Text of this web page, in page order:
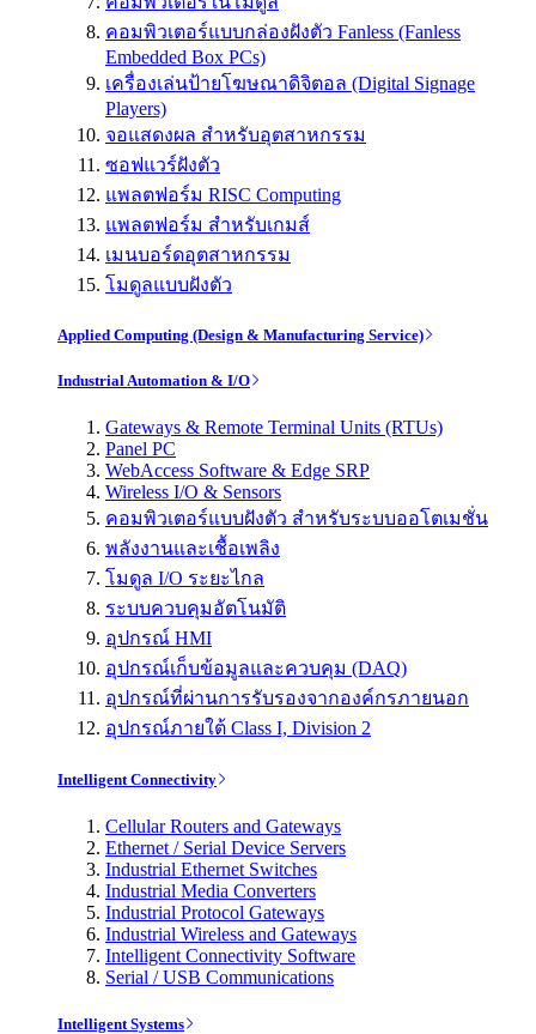
คอมพิวเตอร์แบบกล่องฝังตัว Fanless (Fanless
Embedded Box PCs)
เครื่องเล่นป้ายโฆษณาดิจิตอล (Digital Signage
Players)
จอแสดงผล สำหรับอุตสาหกรรม
ซอฟแวร์ฝังตัว
แพลตฟอร์ม RISC Computing
แพลตฟอร์ม สำหรับเกมส์
เมนบอร์ดอุตสาหกรรม
โมดูลแบบฝังตัว
Applied Computing (Design & Manufacturing Service)
Industrial Automation & I/O
Gateways & Remote Terminal Units (RTUs)
Panel PC
WebAccess Software & Edge SRP
Wireless I/O & Sensors
คอมพิวเตอร์แบบฝังตัว สำหรับระบบออโตเมชั่น
พลังงานและเชื้อเพลิง
โมดูล I/O ระยะไกล
ระบบควบคุมอัตโนมัติ
อุปกรณ์ HMI
อุปกรณ์เก็บข้อมูลและควบคุม (DAQ)
อุปกรณ์ที่ผ่านการรับรองจากองค์กรภายนอก
อุปกรณ์ภายใต้ Class I, Division 2
Intelligent Connectivity
Cellular Routers and Gateways
Ethernet / Serial Device Servers
Industrial Ethernet Switches
Industrial Media Converters
Industrial Protocol Gateways
Industrial Wireless and Gateways
Intelligent Connectivity Software
Serial / USB Communications
Intelligent Systems